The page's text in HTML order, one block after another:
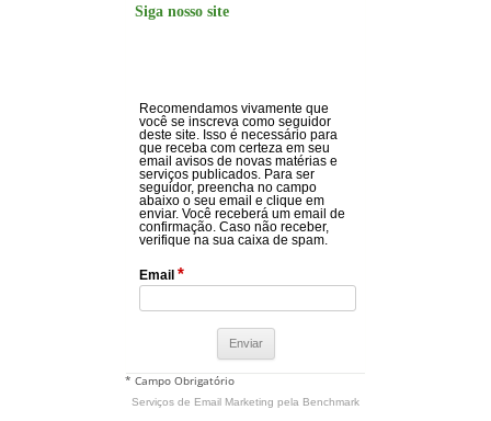
Siga nosso site
Recomendamos vivamente que
você se inscreva como seguidor
deste site. Isso é necessário para
que receba com certeza em seu
email avisos de novas matérias e
serviços publicados. Para ser
seguidor, preencha no campo
abaixo o seu email e clique em
enviar. Você receberá um email de
confirmação. Caso não receber,
verifique na sua caixa de spam.
Email *
* Campo Obrigatório
Serviços de Email Marketing pela Benchmark